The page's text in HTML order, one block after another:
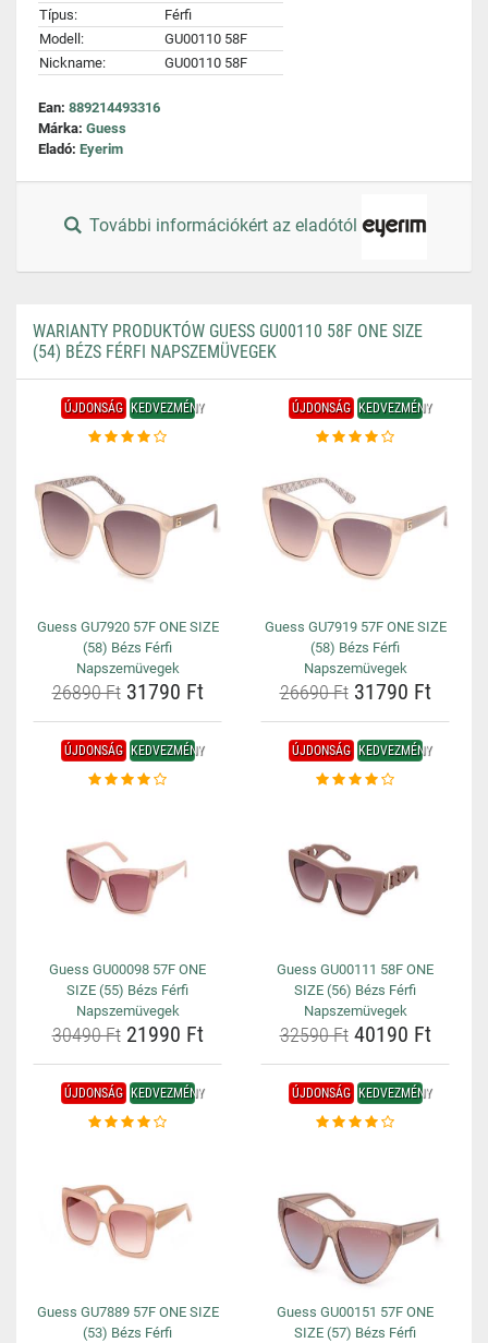
Típus:
Férfi
Modell:
GU00110 58F
Nickname:
GU00110 58F
Ean: 889214493316
Márka: Guess
Eladó: Eyerim
További információkért az eladótól
WARIANTY PRODUKTÓW GUESS GU00110 58F ONE SIZE
(54) BÉZS FÉRFI NAPSZEMÜVEGEK
ÚJDONSÁG KEDVEZMÉNY
Guess GU7920 57F ONE SIZE
(58) Bézs Férfi
Napszemüvegek
26890 Ft31790 Ft
ÚJDONSÁG KEDVEZMÉNY
Guess GU7919 57F ONE SIZE
(58) Bézs Férfi
Napszemüvegek
26690 Ft31790 Ft
ÚJDONSÁG KEDVEZMÉNY
Guess GU00098 57F ONE
SIZE (55) Bézs Férfi
Napszemüvegek
30490 Ft21990 Ft
ÚJDONSÁG KEDVEZMÉNY
Guess GU00111 58F ONE
SIZE (56) Bézs Férfi
Napszemüvegek
32590 Ft40190 Ft
ÚJDONSÁG KEDVEZMÉNY
Guess GU7889 57F ONE SIZE
(53) Bézs Férfi
ÚJDONSÁG KEDVEZMÉNY
Guess GU00151 57F ONE
SIZE (57) Bézs Férfi